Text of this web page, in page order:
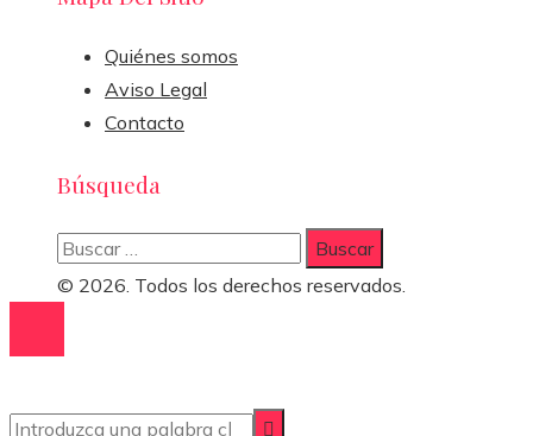
Quiénes somos
Aviso Legal
Contacto
Búsqueda
Buscar:
© 2026. Todos los derechos reservados.